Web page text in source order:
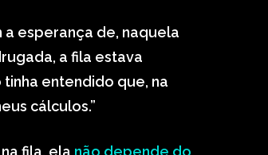
a esperança de, naquela
a fila estava
tinha entendido que, na
cálculos.”
fila, ela não depende do